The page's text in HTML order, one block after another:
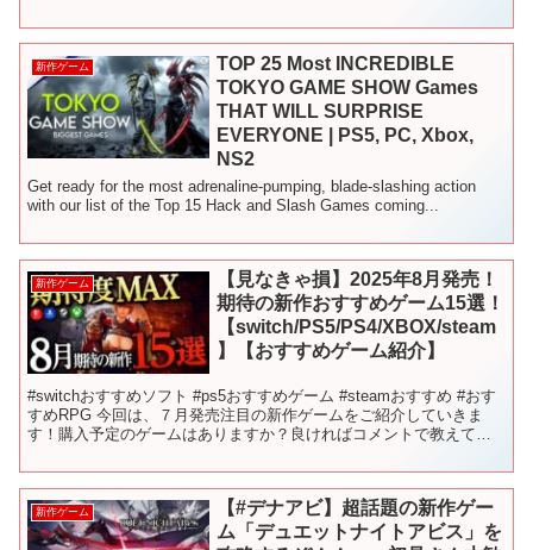
新作ゲーム
TOP 25 Most INCREDIBLE
TOKYO GAME SHOW Games
THAT WILL SURPRISE
EVERYONE | PS5, PC, Xbox,
NS2
Get ready for the most adrenaline-pumping, blade-slashing action
with our list of the Top 15 Hack and Slash Games coming...
新作ゲーム
【見なきゃ損】2025年8月発売！
期待の新作おすすめゲーム15選！
【switch/PS5/PS4/XBOX/steam
】【おすすめゲーム紹介】
#switchおすすめソフト #ps5おすすめゲーム #steamおすすめ #おす
すめRPG 今回は、７月発売注目の新作ゲームをご紹介していきま
す！購入予定のゲームはありますか？良ければコメントで教えてく
新作ゲーム
【#デナアビ】超話題の新作ゲー
ム「デュエットナイトアビス」を